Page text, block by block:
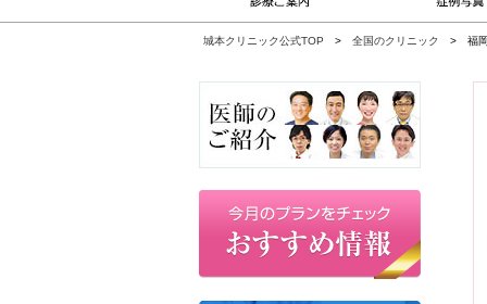
城本クリニック公式TOP > 全国のクリニック > 福